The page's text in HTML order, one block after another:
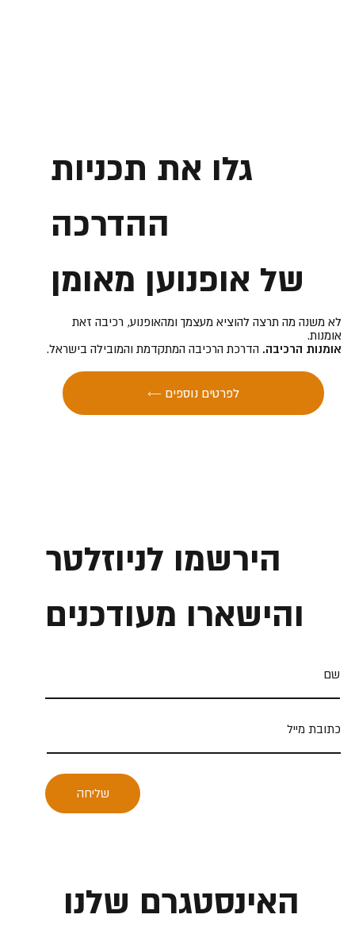
הירשמו לניוזלטר
והישארו מעודכנים
שליחה
← לפרטים נוספים
גלו את תכניות
ההדרכה
של אופנוען מאומן
לא משנה מה תרצה להוציא מעצמך ומהאופנוע, רכיבה זאת
אומנות.
אומנות הרכיבה. הדרכת הרכיבה המתקדמת והמובילה בישראל.
האינסטגרם שלנו